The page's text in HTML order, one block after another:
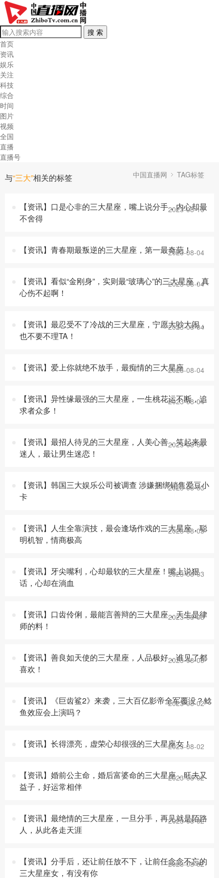
首页
资讯
娱乐
关注
科技
综合
时间
图片
视频
全国
直播
直播号
与“三大”相关的标签 中国直播网 TAG标签
【资讯】口是心非的三大星座，嘴上说分手，内心却最
不舍得
2023-08-10
【资讯】青春期最叛逆的三大星座，第一最奇葩！
2023-08-04
【资讯】看似“金刚身”，实则最“玻璃心”的三大星座，真
心伤不起啊！
2023-08-04
【资讯】最忍受不了冷战的三大星座，宁愿大吵大闹，
也不要不理TA！
2023-08-04
【资讯】爱上你就绝不放手，最痴情的三大星座2023-08-04
【资讯】异性缘最强的三大星座，一生桃花运不断，追
求者众多！
2023-08-04
【资讯】最招人待见的三大星座，人美心善，笑起来最
迷人，最让男生迷恋！
2023-08-04
【资讯】韩国三大娱乐公司被调查 涉嫌捆绑销售爱豆小
卡
2023-08-03
【资讯】人生全靠演技，最会逢场作戏的三大星座，聪
明机智，情商极高
2023-08-03
【资讯】牙尖嘴利，心却最软的三大星座！嘴上说狠
话，心却在淌血
2023-08-03
【资讯】口齿伶俐，最能言善辩的三大星座，天生是律
师的料！
2023-08-03
【资讯】善良如天使的三大星座，人品极好，谁见了都
喜欢！
2023-08-03
【资讯】《巨齿鲨2》来袭，三大百亿影帝全军覆没？鲶
鱼效应会上演吗？
2023-08-02
【资讯】长得漂亮，虚荣心却很强的三大星座女！
2023-08-02
【资讯】婚前公主命，婚后富婆命的三大星座，旺夫又
益子，好运常相伴
2023-08-02
【资讯】最绝情的三大星座，一旦分手，再见就是陌路
人，从此各走天涯
2023-08-02
【资讯】分手后，还让前任放不下，让前任念念不忘的
三大星座女，有没有你
2023-08-02